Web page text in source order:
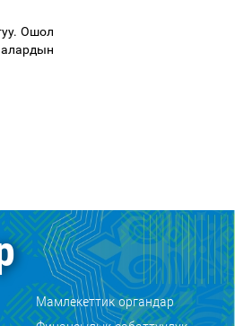
Ошол
Мамлекеттик органдар